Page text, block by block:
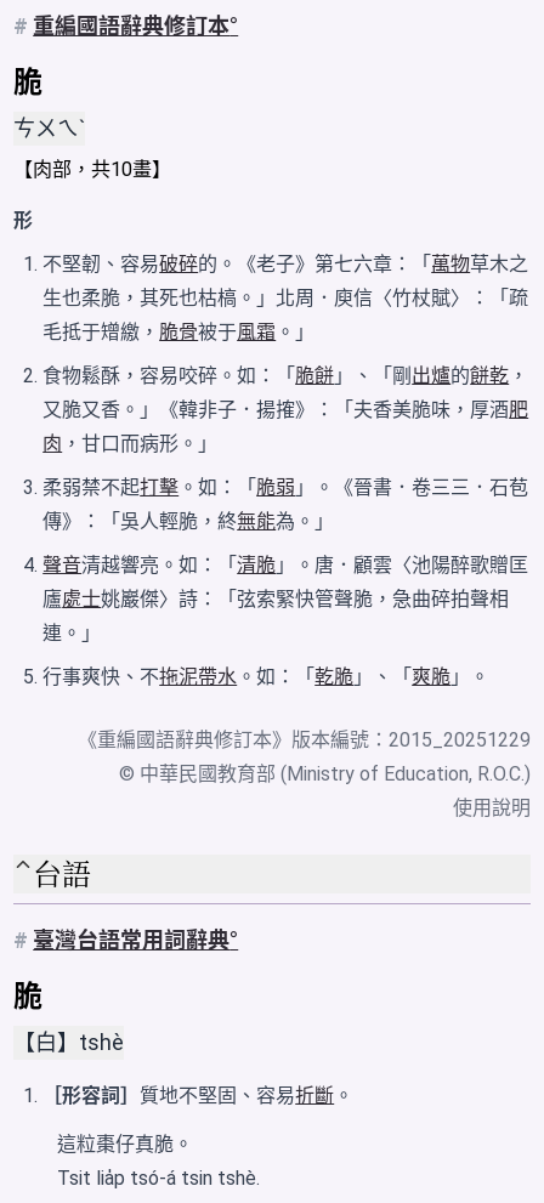
# 重編國語辭典修訂本
脆
ㄘㄨㄟˋ
【肉部，共10畫】
形
不堅韌、容易破碎的。《老子》第七六章：「 萬物草木之
生也柔脆，其死也枯槁。」北周．庾信〈竹杖賦〉：「疏
毛抵于矰繳， 脆骨被于風霜 。」
食物鬆酥，容易咬碎。如：「 脆餅 」、「剛 出爐的餅乾 ，
又脆又香。」《韓非子．揚搉》：「夫香美脆味，厚酒肥
肉 ，甘口而病形。」
柔弱禁不起打擊 。如：「 脆弱 」。《晉書．卷三三．石苞
傳》：「吳人輕脆，終無能為。」
聲音清越響亮。如：「清脆 」。唐．顧雲〈池陽醉歌贈匡
廬處士姚巖傑〉詩：「弦索緊快管聲脆，急曲碎拍聲相
連。」
行事爽快、不拖泥帶水 。如：「乾脆 」、「 爽脆 」。
《重編國語辭典修訂本》版本編號：2015_20251229
© 中華民國教育部 (Ministry of Education, R.O.C.)
使用說明
台語
# 臺灣台語常用詞辭典
脆
【白】tshè
［形容詞］ 質地不堅固、容易折斷 。
這粒棗仔真脆。
Tsit lia̍p tsó-á tsin tshè.